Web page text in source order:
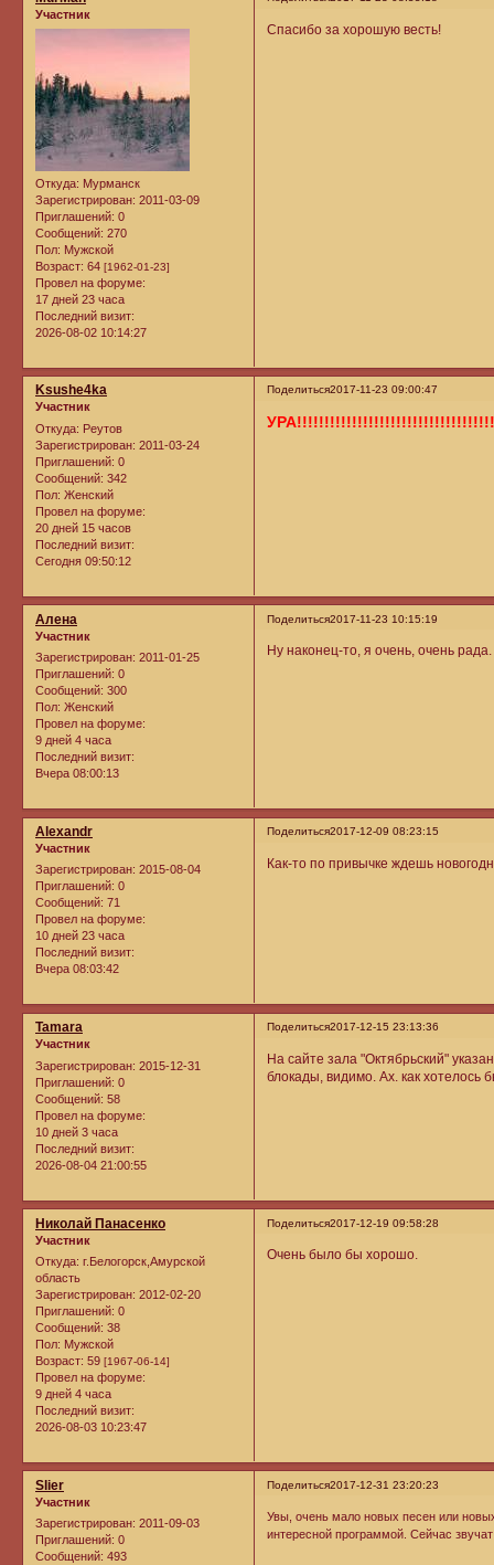
Участник
Откуда: Мурманск
Зарегистрирован: 2011-03-09
Приглашений: 0
Сообщений: 270
Пол: Мужской
Возраст: 64 [1962-01-23]
Провел на форуме:
17 дней 23 часа
Последний визит:
2026-08-02 10:14:27
Спасибо за хорошую весть!
Поделиться2017-11-23 09:00:47
Ksushe4ka
Участник
Откуда: Реутов
Зарегистрирован: 2011-03-24
Приглашений: 0
Сообщений: 342
Пол: Женский
Провел на форуме:
20 дней 15 часов
Последний визит:
Сегодня 09:50:12
Поделиться2017-11-23 10:15:19
Алена
Участник
Зарегистрирован: 2011-01-25
Приглашений: 0
Сообщений: 300
Пол: Женский
Провел на форуме:
9 дней 4 часа
Последний визит:
Вчера 08:00:13
Ну наконец-то, я очень, очень рада.
Поделиться2017-12-09 08:23:15
Alexandr
Участник
Зарегистрирован: 2015-08-04
Приглашений: 0
Сообщений: 71
Провел на форуме:
10 дней 23 часа
Последний визит:
Вчера 08:03:42
Как-то по привычке ждешь
Поделиться2017-12-15 23:13:36
Tamara
Участник
Зарегистрирован: 2015-12-31
Приглашений: 0
Сообщений: 58
Провел на форуме:
10 дней 3 часа
Последний визит:
2026-08-04 21:00:55
На сайте зала "Октябрьский"
блокады, видимо. Ах. как хотелось
Поделиться2017-12-19 09:58:28
Николай Панасенко
Участник
Откуда: г.Белогорск,Амурской
область
Зарегистрирован: 2012-02-20
Приглашений: 0
Сообщений: 38
Пол: Мужской
Возраст: 59 [1967-06-14]
Провел на форуме:
9 дней 4 часа
Последний визит:
2026-08-03 10:23:47
Очень было бы хорошо.
Поделиться2017-12-31 23:20:23
Slier
Участник
Зарегистрирован: 2011-09-03
Приглашений: 0
Сообщений: 493
Увы, очень мало новых песен или
интересной программой. Сейчас